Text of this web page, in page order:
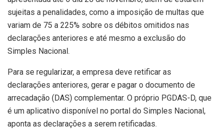
sujeitas a penalidades, como a imposição de multas que
variam de 75 a 225% sobre os débitos omitidos nas
declarações anteriores e até mesmo a exclusão do
Simples Nacional.
Para se regularizar, a empresa deve retificar as
declarações anteriores, gerar e pagar o documento de
arrecadação (DAS) complementar. O próprio PGDAS-D, que
é um aplicativo disponível no portal do Simples Nacional,
aponta as declarações a serem retificadas.